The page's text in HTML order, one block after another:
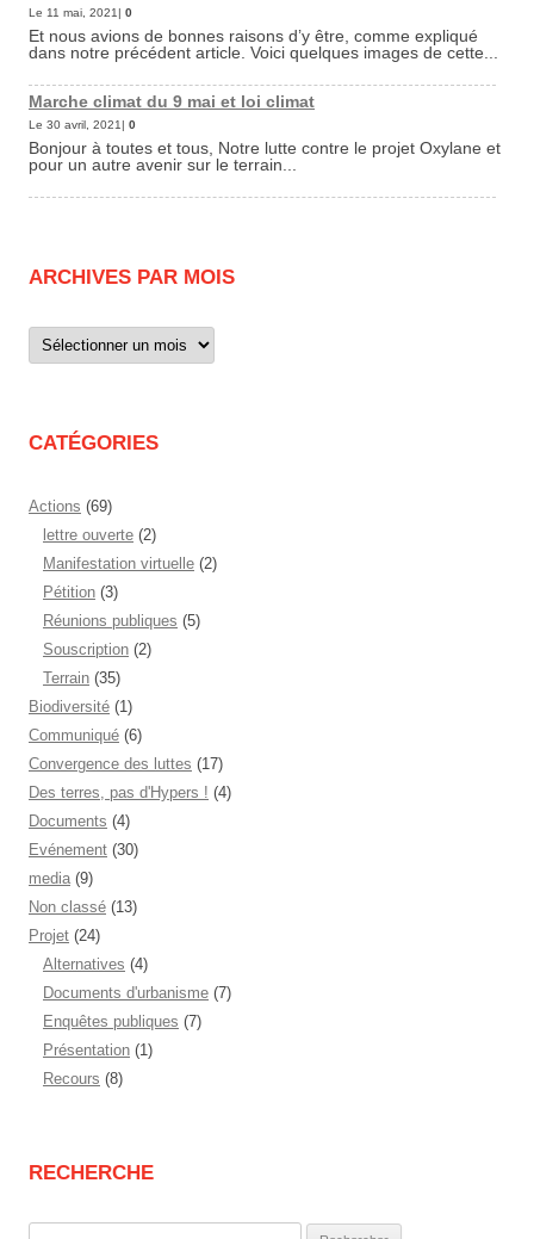
Le 11 mai, 2021| 0
Et nous avions de bonnes raisons d’y être, comme expliqué
dans notre précédent article. Voici quelques images de cette...
Marche climat du 9 mai et loi climat
Le 30 avril, 2021| 0
Bonjour à toutes et tous, Notre lutte contre le projet Oxylane et
pour un autre avenir sur le terrain...
ARCHIVES PAR MOIS
Archives
par
CATÉGORIES
Actions (69)
lettre ouverte (2)
Manifestation virtuelle (2)
Pétition (3)
Réunions publiques (5)
Souscription (2)
Terrain (35)
Biodiversité (1)
Communiqué (6)
Convergence des luttes (17)
Des terres, pas d'Hypers ! (4)
Documents (4)
Evénement (30)
media (9)
Non classé (13)
Projet (24)
Alternatives (4)
Documents d'urbanisme (7)
Enquêtes publiques (7)
Présentation (1)
Recours (8)
RECHERCHE